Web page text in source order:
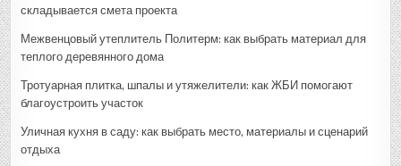
складывается смета проекта
Межвенцовый утеплитель Политерм: как выбрать материал для
теплого деревянного дома
Тротуарная плитка, шпалы и утяжелители: как ЖБИ помогают
благоустроить участок
Уличная кухня в саду: как выбрать место, материалы и сценарий
отдыха